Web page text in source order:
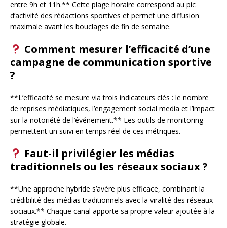
entre 9h et 11h.** Cette plage horaire correspond au pic
d’activité des rédactions sportives et permet une diffusion
maximale avant les bouclages de fin de semaine.
Comment mesurer l’efficacité d’une
campagne de communication sportive
?
**L’efficacité se mesure via trois indicateurs clés : le nombre
de reprises médiatiques, l’engagement social media et l’impact
sur la notoriété de l’événement.** Les outils de monitoring
permettent un suivi en temps réel de ces métriques.
Faut-il privilégier les médias
traditionnels ou les réseaux sociaux ?
**Une approche hybride s’avère plus efficace, combinant la
crédibilité des médias traditionnels avec la viralité des réseaux
sociaux.** Chaque canal apporte sa propre valeur ajoutée à la
stratégie globale.